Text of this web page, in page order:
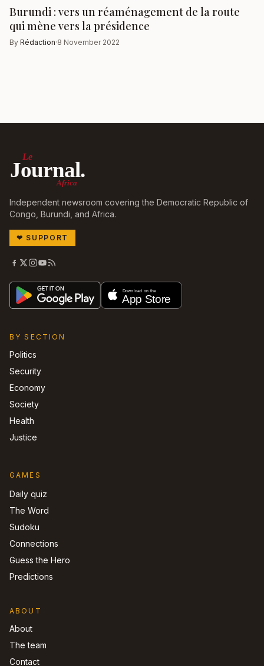
Burundi : vers un réaménagement de la route
qui mène vers la présidence
By Rédaction·8 November 2022
Le
Journal.
Africa
Independent newsroom covering the Democratic Republic of
Congo, Burundi, and Africa.
❤ SUPPORT
BY SECTION
Politics
Security
Economy
Society
Health
Justice
GAMES
Daily quiz
The Word
Sudoku
Connections
Guess the Hero
Predictions
ABOUT
About
The team
Contact